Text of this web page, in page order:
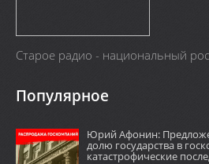
Старое радио - национальный
Популярное
Юрий Афонин:
долю государства в
катастрофические